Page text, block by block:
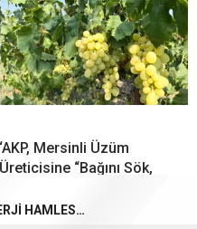
TÜİOSB, Japon yatırımcıların radarında
‘AKP, Mersinli Üzüm
Üreticisine “Bağını Sök,
AKDENİZ’DE TARİHİ ENERJİ HAMLESİ MERSİN’DEN KKTC’YE DOĞAL GAZ HATTI DÖŞENİYOR